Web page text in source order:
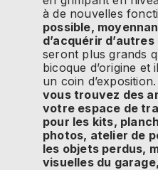
à de nouvelles
possible,
d’acquérir
seront plus grands
bicoque d’origine et
un coin d’exposition.
vous trouvez des
votre espace de
pour les kits,
photos, atelier de
les objets perdus,
visuelles du